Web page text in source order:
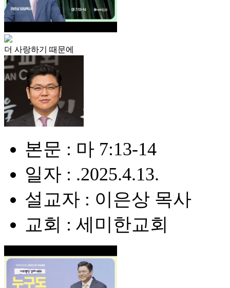
더 사랑하기 때문에
본문 : 마 7:13-14
일자 : .2025.4.13.
설교자 : 이은상 목사
교회 : 세미한교회